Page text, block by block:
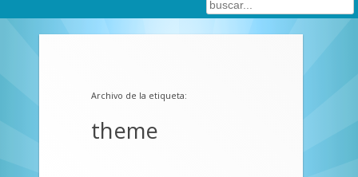
Archivo de la etiqueta:
theme